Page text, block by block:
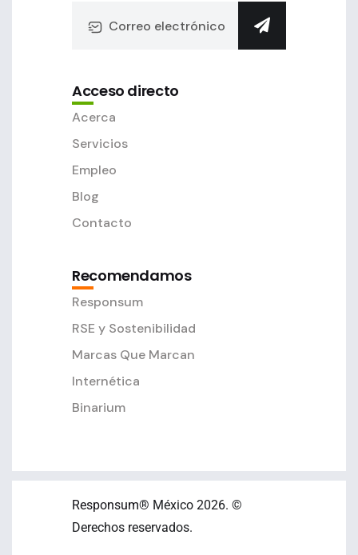
Acceso directo
Acerca
Servicios
Empleo
Blog
Contacto
Recomendamos
Responsum
RSE y Sostenibilidad
Marcas Que Marcan
Internética
Binarium
Responsum® México 2026. ©
Derechos reservados.